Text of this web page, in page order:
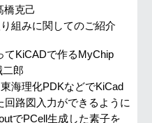
橋克己
組みに関してのご紹介
てKiCADで作るMyChip
二郎
海理化PDKなどでKiCad
回路図入力ができるように
でPCell生成した素子を